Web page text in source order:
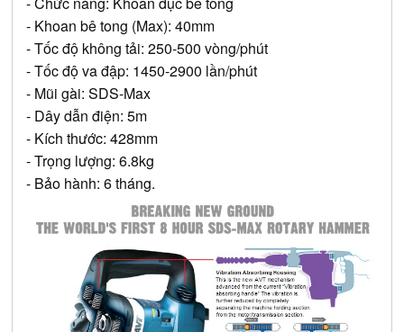
- Khoan bê tong (Max): 40mm
- Tốc độ không tải: 250-500 vòng/phút
- Tốc độ va đập: 1450-2900 lần/phút
- Mũi gài: SDS-Max
- Dây dẫn điện: 5m
- Kích thước: 428mm
- Trọng lượng: 6.8kg
- Bảo hành: 6 tháng.